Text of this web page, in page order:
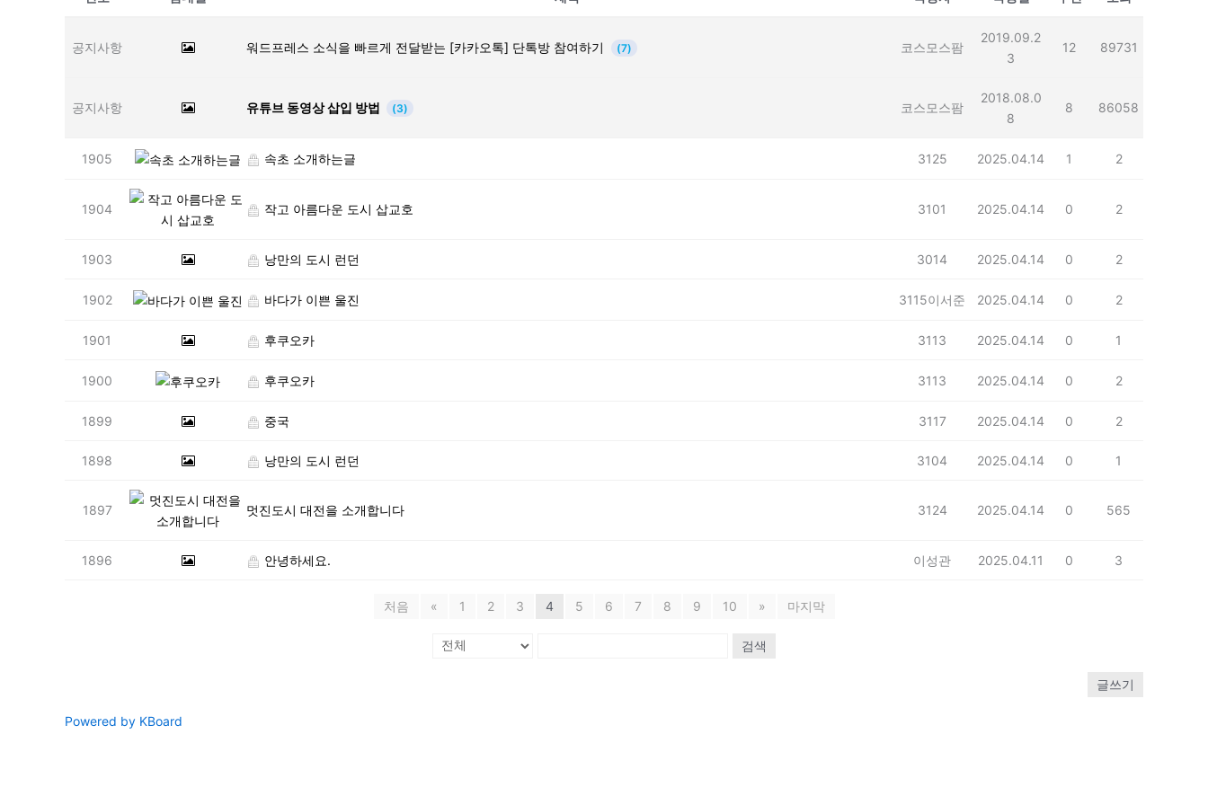
공지사항 워드프레스 소식을 빠르게 전달받는 [카카오톡] 단톡방 참여하기 (7) 코스모스팜
2019.09.2
3
12 89731
공지사항 유튜브 동영상 삽입 방법 (3) 코스모스팜
2018.08.0
8
8 86058
1905 속초 소개하는글 3125 2025.04.14 1 2
1904 작고 아름다운 도시 삽교호 3101 2025.04.14 0 2
1903 낭만의 도시 런던 3014 2025.04.14 0 2
1902 바다가 이쁜 울진 3115이서준 2025.04.14 0 2
1901 후쿠오카 3113 2025.04.14 0 1
1900 후쿠오카 3113 2025.04.14 0 2
1899 중국 3117 2025.04.14 0 2
1898 낭만의 도시 런던 3104 2025.04.14 0 1
1897 멋진도시 대전을 소개합니다 3124 2025.04.14 0 565
1896 안녕하세요. 이성관 2025.04.11 0 3
처음 « 1 2 3 4 5 6 7 8 9 10 » 마지막
검색
글쓰기
Powered by KBoard